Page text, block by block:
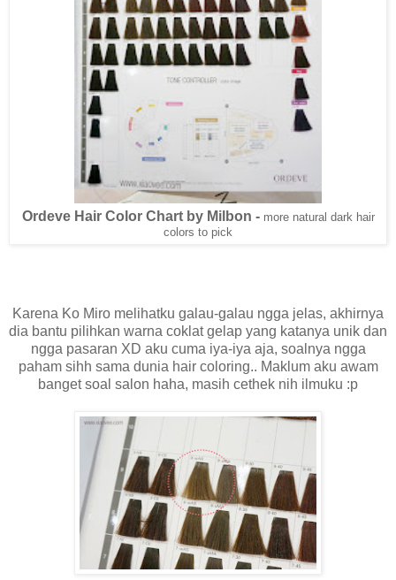
Ordeve Hair Color Chart by Milbon - more natural dark hair
colors to pick
Karena Ko Miro melihatku galau-galau ngga jelas, akhirnya
dia bantu pilihkan warna coklat gelap yang katanya unik dan
ngga pasaran XD aku cuma iya-iya aja, soalnya ngga
paham sihh sama dunia hair coloring.. Maklum aku awam
banget soal salon haha, masih cethek nih ilmuku :p